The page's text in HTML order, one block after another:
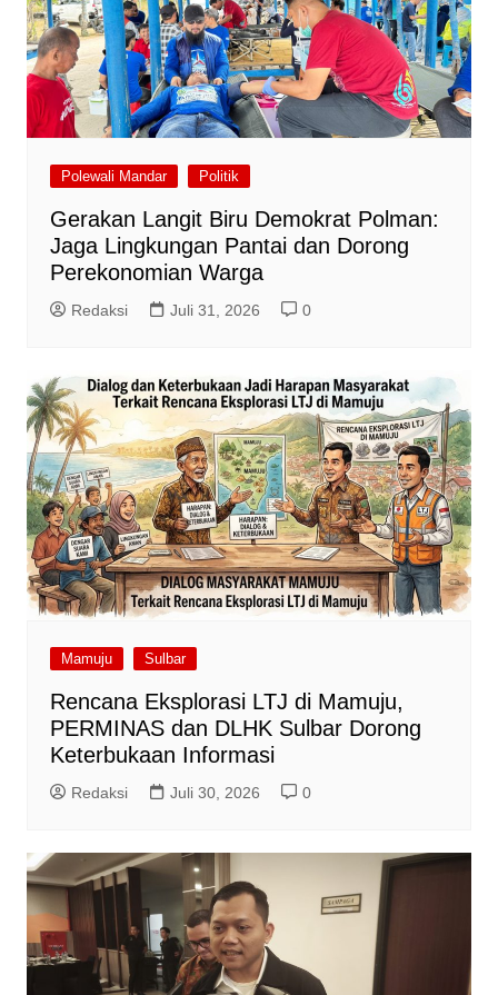
Polewali Mandar Politik
Gerakan Langit Biru Demokrat Polman:
Jaga Lingkungan Pantai dan Dorong
Perekonomian Warga
Redaksi Juli 31, 2026 0
Mamuju Sulbar
Rencana Eksplorasi LTJ di Mamuju,
PERMINAS dan DLHK Sulbar Dorong
Keterbukaan Informasi
Redaksi Juli 30, 2026 0